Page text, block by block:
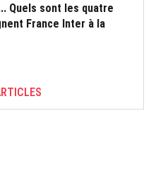
Quels sont les quatre
France Inter à la